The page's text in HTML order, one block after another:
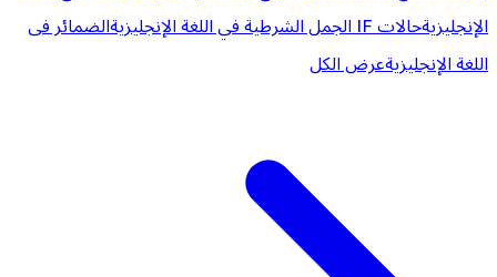
الإنجليزيةحالات IF الجمل الشرطية في اللغة الإنجليزية
الضمائر فى
اللغة الإنجليزيةعرض الكل